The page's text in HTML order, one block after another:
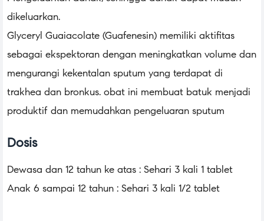
dikeluarkan.
Glyceryl Guaiacolate (Guafenesin) memiliki aktifitas
sebagai ekspektoran dengan meningkatkan volume dan
mengurangi kekentalan sputum yang terdapat di
trakhea dan bronkus. obat ini membuat batuk menjadi
produktif dan memudahkan pengeluaran sputum
Dosis
Dewasa dan 12 tahun ke atas : Sehari 3 kali 1 tablet
Anak 6 sampai 12 tahun : Sehari 3 kali 1/2 tablet